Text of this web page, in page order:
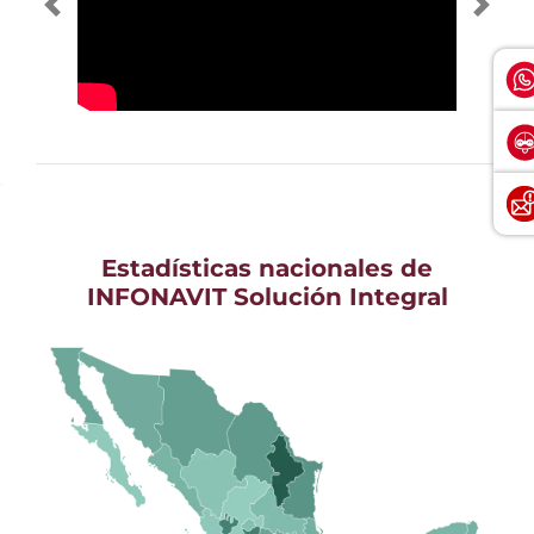
Estadísticas nacionales de
INFONAVIT Solución Integral